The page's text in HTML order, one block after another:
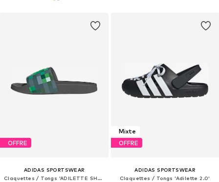
OFFRE
ADIDAS SPORTSWEAR
Claquettes / Tongs 'ADILETTE SHOWER - MINECRAFT'
Mixte
OFFRE
ADIDAS SPORTSWEAR
Claquettes / Tongs 'Adilette 2.0'